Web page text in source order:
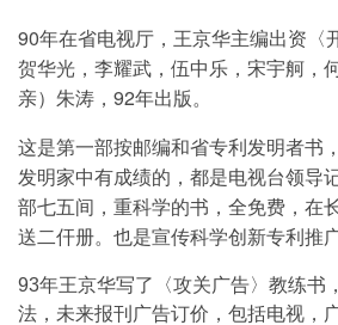
90年在省电视厅，王京华主编出资〈
贺华光，李耀武，伍中乐，宋宇舸，
亲）朱涛，92年出版。
这是第一部按邮编和省专利发明者书
发明家中有成绩的，都是电视台领导
部七五间，重科学的书，全免费，在
送二仠册。也是宣传科学创新专利推
93年王京华写了〈攻关广告〉教练书
法，未来报刊广告订价，包括电视，